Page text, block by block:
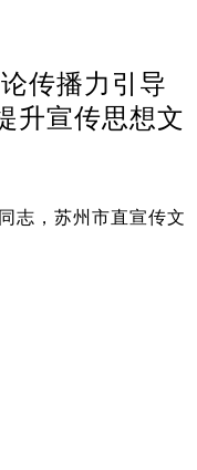
传播力引导
升宣传思想文
志，苏州市直宣传文